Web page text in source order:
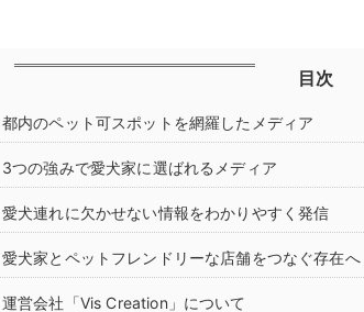
目次
都内のペット可スポットを網羅したメディア
3つの強みで愛犬家に選ばれるメディア
愛犬連れに欠かせない情報をわかりやすく発信
愛犬家とペットフレンドリーな店舗をつなぐ存在へ
運営会社「Vis Creation」について